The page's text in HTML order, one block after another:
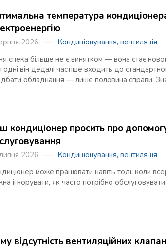
температура
2026 — Кондиціонування, вентиляція
спека більше не є винятком — вона стає
він дедалі частіше входить до
обладнання — лише половина справи.
кондиціонер просить про
2026 — Кондиціонування, вентиляція
може працювати навіть тоді, коли
ігнорувати, як часто потрібно
відсутність вентиляційних